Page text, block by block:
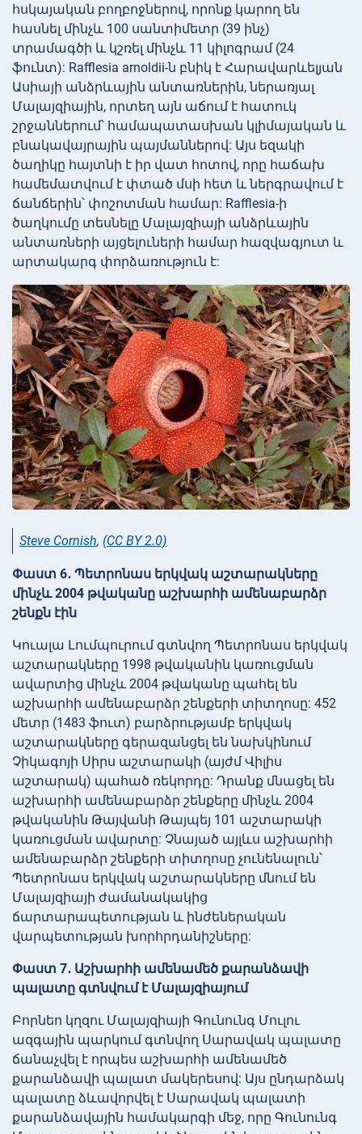
հսկայական բողբոջներով, որոնք կարող են
հասնել մինչև 100 սանտիմետր (39 ինչ)
տրամագծի և կշռել մինչև 11 կիլոգրամ (24
ֆունտ): Rafflesia arnoldii-ն բնիկ է Հարավարևելյան
Ասիայի անձրևային անտառներին, ներառյալ
Մալայզիային, որտեղ այն աճում է հատուկ
շրջաններում՝ համապատասխան կլիմայական և
բնակավայրային պայմաններով: Այս եզակի
ծաղիկը հայտնի է իր վատ հոտով, որը հաճախ
համեմատվում է փտած մսի հետ և ներգրավում է
ճանճերին՝ փոշոտման համար: Rafflesia-ի
ծաղկումը տեսնելը Մալայզիայի անձրևային
անտառների այցելուների համար հազվագյուտ և
արտակարգ փորձառություն է:
Steve Cornish, (CC BY 2.0)
Փաստ 6․ Պետրոնաս երկվակ աշտարակները
մինչև 2004 թվականը աշխարհի ամենաբարձր
շենքն էին
Կուալա Լումպուրում գտնվող Պետրոնաս երկվակ
աշտարակները 1998 թվականին կառուցման
ավարտից մինչև 2004 թվականը պահել են
աշխարհի ամենաբարձր շենքերի տիտղոսը: 452
մետր (1483 ֆուտ) բարձրությամբ երկվակ
աշտարակները գերազանցել են նախկինում
Չիկագոյի Սիրս աշտարակի (այժմ Վիլիս
աշտարակ) պահած ռեկորդը: Դրանք մնացել են
աշխարհի ամենաբարձր շենքերը մինչև 2004
թվականին Թայվանի Թայպեյ 101 աշտարակի
կառուցման ավարտը: Չնայած այլևս աշխարհի
ամենաբարձր շենքերի տիտղոսը չունենալուն՝
Պետրոնաս երկվակ աշտարակները մնում են
Մալայզիայի ժամանակակից
ճարտարապետության և ինժեներական
վարպետության խորհրդանիշները:
Փաստ 7․ Աշխարհի ամենամեծ քարանձավի
պալատը գտնվում է Մալայզիայում
Բորնեո կղզու Մալայզիայի Գունունգ Մուլու
ազգային պարկում գտնվող Սարավակ պալատը
ճանաչվել է որպես աշխարհի ամենամեծ
քարանձավի պալատ մակերեսով: Այս ընդարձակ
պալատը ձևավորվել է Սարավակ պալատի
քարանձավային համակարգի մեջ, որը Գունունգ